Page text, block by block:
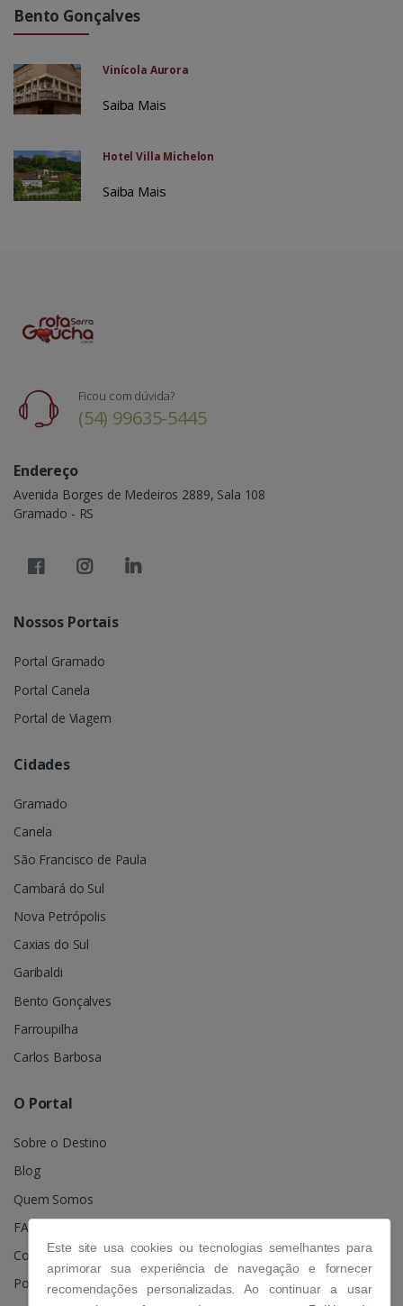
Bento Gonçalves
Vinícola Aurora
Saiba Mais
Hotel Villa Michelon
Saiba Mais
Ficou com dúvida?
(54) 99635-5445
Endereço
Avenida Borges de Medeiros 2889, Sala 108
Gramado - RS
Nossos Portais
Portal Gramado
Portal Canela
Portal de Viagem
Cidades
Gramado
Canela
São Francisco de Paula
Cambará do Sul
Nova Petrópolis
Caxias do Sul
Garibaldi
Bento Gonçalves
Farroupilha
Carlos Barbosa
O Portal
Sobre o Destino
Blog
Quem Somos
FAQ
Contato
Política de Privacidade
Este site usa cookies ou tecnologias semelhantes para
aprimorar sua experiência de navegação e fornecer
recomendações personalizadas. Ao continuar a usar